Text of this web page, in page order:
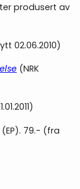
produsert av
02.06.2010)
(NRK
(EP). 79.- (fra